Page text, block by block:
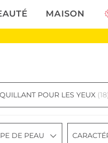
MAISON
POUR LES YEUX (18)
DE PEAU